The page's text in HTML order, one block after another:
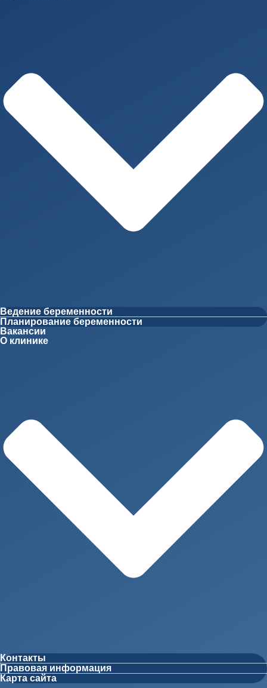
Ведение беременности
Планирование беременности
Вакансии
О клинике
Контакты
Правовая информация
Карта сайта